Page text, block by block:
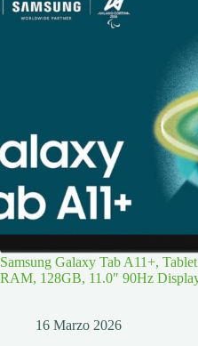
Samsung Galaxy Tab A11+,
RAM, 128GB, 11.0″ 90Hz
16 Marzo 2026